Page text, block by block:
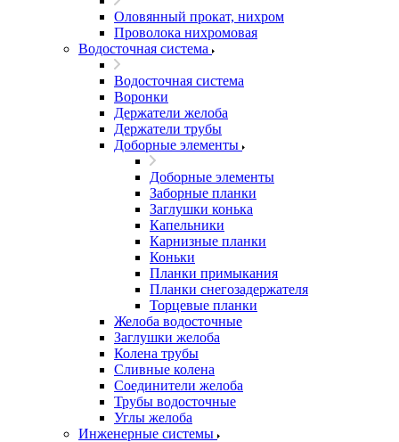
Оловянный прокат, нихром
Проволока нихромовая
Водосточная система
Водосточная система
Воронки
Держатели желоба
Держатели трубы
Доборные элементы
Доборные элементы
Заборные планки
Заглушки конька
Капельники
Карнизные планки
Коньки
Планки примыкания
Планки снегозадержателя
Торцевые планки
Желоба водосточные
Заглушки желоба
Колена трубы
Сливные колена
Соединители желоба
Трубы водосточные
Углы желоба
Инженерные системы